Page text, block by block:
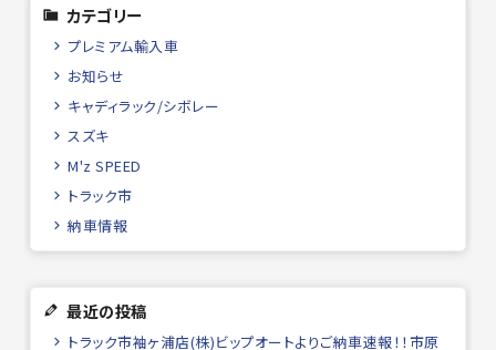
カテゴリー
プレミアム輸入車
お知らせ
キャディラック/シボレー
スズキ
M'z SPEED
トラック市
納車情報
最近の投稿
トラック市袖ヶ浦店(株)ビップオートよりご納車速報！！市原